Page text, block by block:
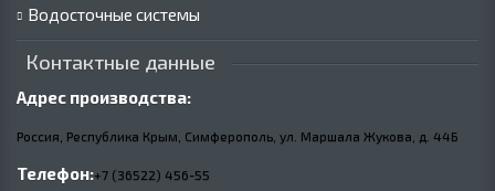
Водосточные системы
Контактные данные
Адрес производства:
Россия, Республика Крым, Симферополь, ул. Маршала Жукова, д. 44Б
Телефон:+7 (36522) 456-55